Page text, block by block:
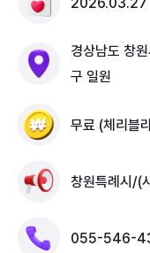
데 군악·의장이 융합된
찬 마칭공연과 의장대
은 진해군항제 벚꽃축
령부는 군항제 기간에
기, 요트크루즈 승선 등
의 화려한 벚꽃 자태를
경상남도 창
구 일원
무료 (체리블
창원특례시/(
055-546-